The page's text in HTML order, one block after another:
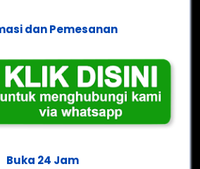
dan Pemesanan
Buka 24 Jam